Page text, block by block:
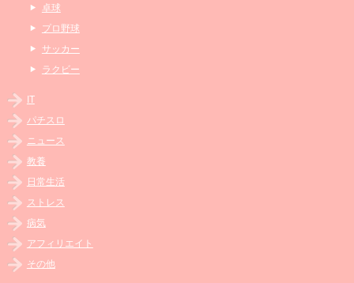
卓球
プロ野球
サッカー
ラクビー
IT
パチスロ
ニュース
教養
日常生活
ストレス
病気
アフィリエイト
その他